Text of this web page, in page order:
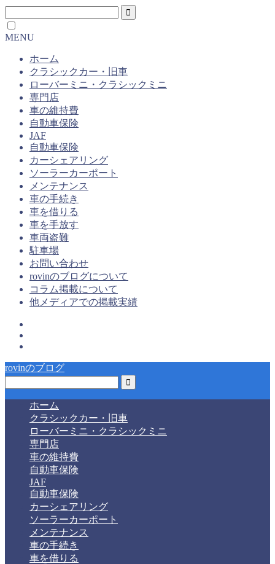
MENU
ホーム
クラシックカー・旧車
ローバーミニ・クラシックミニ
専門店
車の維持費
自動車保険
JAF
自動車保険
カーシェアリング
ソーラーカーポート
メンテナンス
車の手続き
車を借りる
車を手放す
車両盗難
駐車場
お問い合わせ
rovinのブログについて
コラム掲載について
他メディアでの掲載実績
rovinのブログ
ホーム
クラシックカー・旧車
ローバーミニ・クラシックミニ
専門店
車の維持費
自動車保険
JAF
自動車保険
カーシェアリング
ソーラーカーポート
メンテナンス
車の手続き
車を借りる